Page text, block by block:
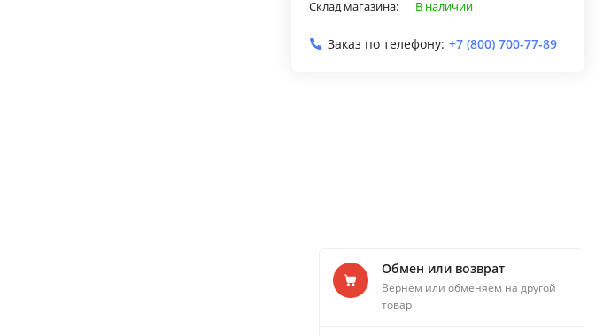
Склад магазина: В наличии
Заказ по телефону: +7 (800) 700-77-89
Обмен или возврат
Вернем или обменяем на другой
товар